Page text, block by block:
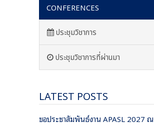
CONFERENCES
ประชุมวิชาการ
ประชุมวิชาการที่ผ่านมา
LATEST POSTS
ขอประชาสัมพันธ์งาน APASL 2027 ณ